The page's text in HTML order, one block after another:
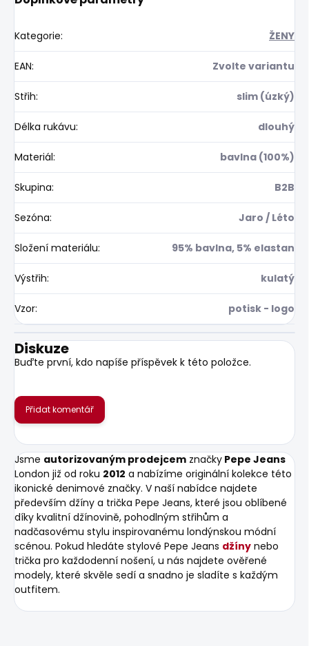
Kategorie: ŽENY
EAN: Zvolte variantu
Střih: slim (úzký)
Délka rukávu: dlouhý
Materiál: bavlna (100%)
Skupina: B2B
Sezóna: Jaro / Léto
Složení materiálu: 95% bavlna, 5% elastan
Výstřih: kulatý
Vzor: potisk - logo
Diskuze
Buďte první, kdo napíše příspěvek k této položce.
Přidat komentář
Jsme autorizovaným prodejcem značky Pepe Jeans
London již od roku 2012 a nabízíme originální kolekce této
ikonické denimové značky. V naší nabídce najdete
především džíny a trička Pepe Jeans, které jsou oblíbené
díky kvalitní džínovině, pohodlným střihům a
nadčasovému stylu inspirovanému londýnskou módní
scénou. Pokud hledáte stylové Pepe Jeans džíny nebo
trička pro každodenní nošení, u nás najdete ověřené
modely, které skvěle sedí a snadno je sladíte s každým
outfitem.